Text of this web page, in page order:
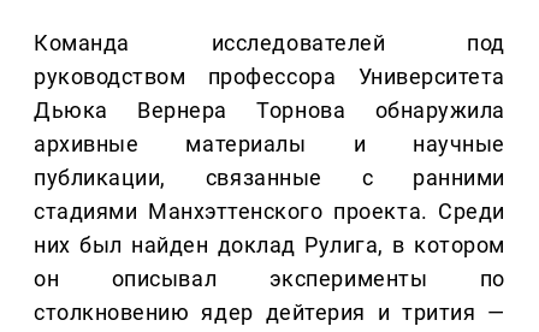
Команда исследователей под
руководством профессора Университета
Дьюка Вернера Торнова обнаружила
архивные материалы и научные
публикации, связанные с ранними
стадиями Манхэттенского проекта. Среди
них был найден доклад Рулига, в котором
он описывал эксперименты по
столкновению ядер дейтерия и трития —